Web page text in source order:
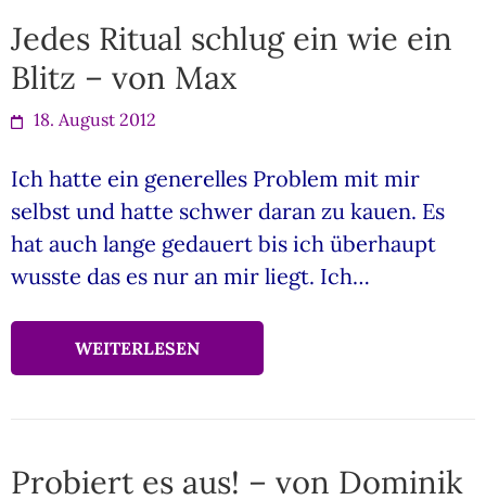
Jedes Ritual schlug ein wie ein
Blitz – von Max
18. August 2012
Ich hatte ein generelles Problem mit mir
selbst und hatte schwer daran zu kauen. Es
hat auch lange gedauert bis ich überhaupt
wusste das es nur an mir liegt. Ich…
WEITERLESEN
Probiert es aus! – von Dominik